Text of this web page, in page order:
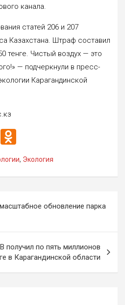
канала.
статей 206 и 207
Казахстана. Штраф составил
тенге. Чистый воздух — это
— подчеркнули в пресс-
Карагандинской
V
d
n
kl
ss
ni
ki
, Экология
обновление парка
получил по пять миллионов
в Карагандинской области